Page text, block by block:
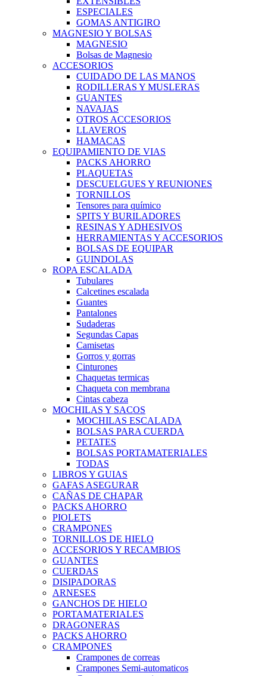
ESPECIALES
GOMAS ANTIGIRO
MAGNESIO Y BOLSAS
MAGNESIO
Bolsas de Magnesio
ACCESORIOS
CUIDADO DE LAS MANOS
RODILLERAS Y MUSLERAS
GUANTES
NAVAJAS
OTROS ACCESORIOS
LLAVEROS
HAMACAS
EQUIPAMIENTO DE VIAS
PACKS AHORRO
PLAQUETAS
DESCUELGUES Y REUNIONES
TORNILLOS
Tensores para químico
SPITS Y BURILADORES
RESINAS Y ADHESIVOS
HERRAMIENTAS Y ACCESORIOS
BOLSAS DE EQUIPAR
GUINDOLAS
ROPA ESCALADA
Tubulares
Calcetines escalada
Guantes
Pantalones
Sudaderas
Segundas Capas
Camisetas
Gorros y gorras
Cinturones
Chaquetas termicas
Chaqueta con membrana
Cintas cabeza
MOCHILAS Y SACOS
MOCHILAS ESCALADA
BOLSAS PARA CUERDA
PETATES
BOLSAS PORTAMATERIALES
TODAS
LIBROS Y GUIAS
GAFAS ASEGURAR
CAÑAS DE CHAPAR
PACKS AHORRO
PIOLETS
CRAMPONES
TORNILLOS DE HIELO
ACCESORIOS Y RECAMBIOS
GUANTES
CUERDAS
DISIPADORAS
ARNESES
GANCHOS DE HIELO
PORTAMATERIALES
DRAGONERAS
PACKS AHORRO
CRAMPONES
Crampones de correas
Crampones Semi-automaticos